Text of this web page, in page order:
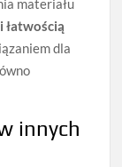
materiału
łatwością
dla
innych